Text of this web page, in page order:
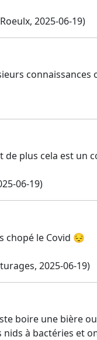
2025-06-19)
de plus cela est
06-19)
chopé le Covid 😔
2025-06-19)
boire une bière
nids à bactéries et